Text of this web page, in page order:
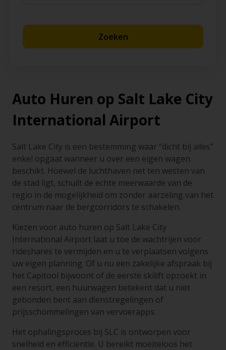
Zoeken
Auto Huren op Salt Lake City
International Airport
Salt Lake City is een bestemming waar “dicht bij alles”
enkel opgaat wanneer u over een eigen wagen
beschikt. Hoewel de luchthaven net ten westen van
de stad ligt, schuilt de echte meerwaarde van de
regio in de mogelijkheid om zonder aarzeling van het
centrum naar de bergcorridors te schakelen.
Kiezen voor auto huren op Salt Lake City
International Airport laat u toe de wachtrijen voor
rideshares te vermijden en u te verplaatsen volgens
uw eigen planning. Of u nu een zakelijke afspraak bij
het Capitool bijwoont of de eerste skilift opzoekt in
een resort, een huurwagen betekent dat u niet
gebonden bent aan dienstregelingen of
prijsschommelingen van vervoerapps.
Het ophalingsproces bij SLC is ontworpen voor
snelheid en efficiëntie. U bereikt moeiteloos het